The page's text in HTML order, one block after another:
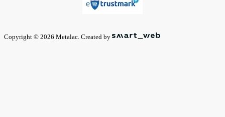
Copyright © 2026 Metalac. Created by